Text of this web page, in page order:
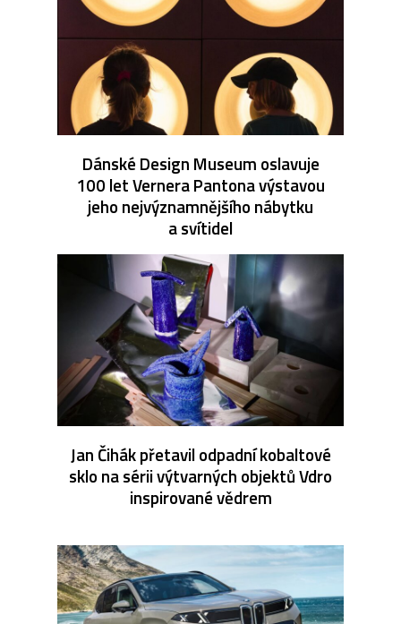
Dánské Design Museum oslavuje
100 let Vernera Pantona výstavou
jeho nejvýznamnějšího nábytku
a svítidel
Jan Čihák přetavil odpadní kobaltové
sklo na sérii výtvarných objektů Vdro
inspirované vědrem